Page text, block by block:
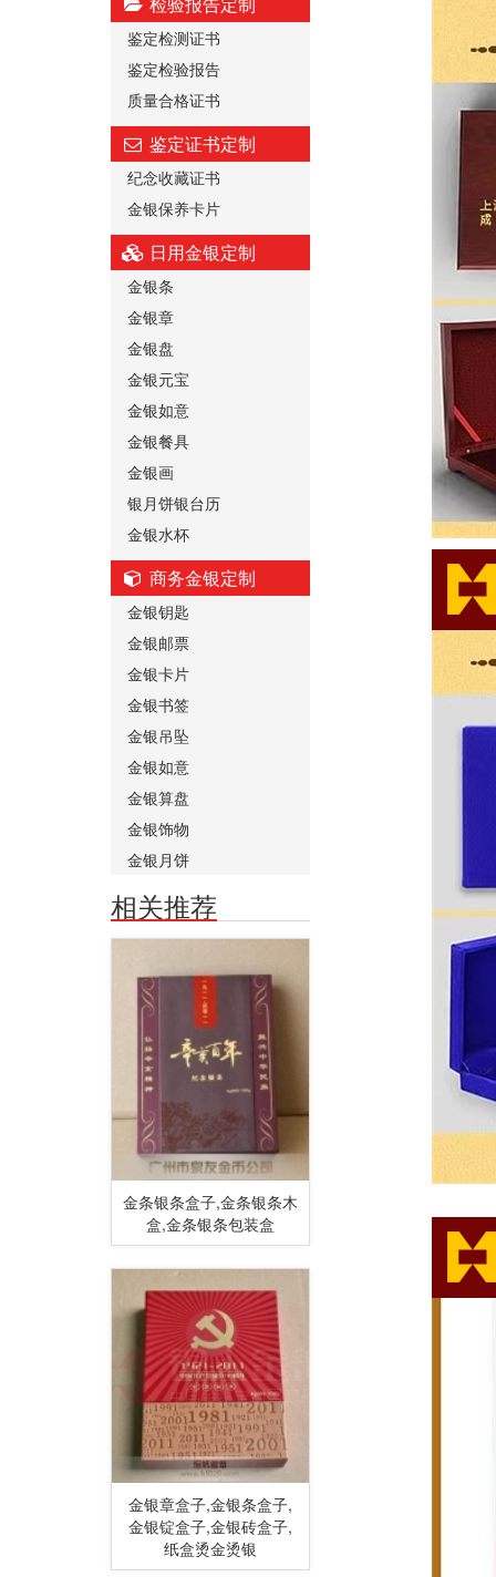
鉴定检测证书
鉴定检验报告
质量合格证书
鉴定证书定制
纪念收藏证书
金银保养卡片
日用金银定制
金银条
金银章
金银盘
金银元宝
金银如意
金银餐具
金银画
银月饼银台历
金银水杯
商务金银定制
金银钥匙
金银邮票
金银卡片
金银书签
金银吊坠
金银如意
金银算盘
金银饰物
金银月饼
相关推荐
金条银条盒子,金条银条木
盒,金条银条包装盒
金银章盒子,金银条盒子,
金银锭盒子,金银砖盒子,
纸盒烫金烫银